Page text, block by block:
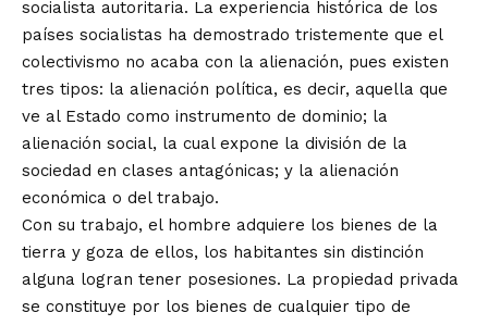
socialista autoritaria. La experiencia histórica de los
países socialistas ha demostrado tristemente que el
colectivismo no acaba con la alienación, pues existen
tres tipos: la alienación política, es decir, aquella que
ve al Estado como instrumento de dominio; la
alienación social, la cual expone la división de la
sociedad en clases antagónicas; y la alienación
económica o del trabajo.
Con su trabajo, el hombre adquiere los bienes de la
tierra y goza de ellos, los habitantes sin distinción
alguna logran tener posesiones. La propiedad privada
se constituye por los bienes de cualquier tipo de